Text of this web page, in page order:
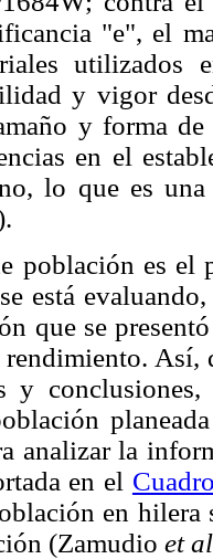
"e", el
utilizados
y vigor
y forma
en el
lo que es
población es el
está
que se
Así,
y
analizar la
en el
en
(Zamudio et